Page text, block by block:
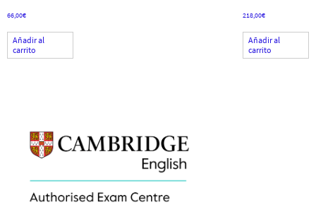
66,00€
Añadir al
carrito
218,00€
Añadir al
carrito